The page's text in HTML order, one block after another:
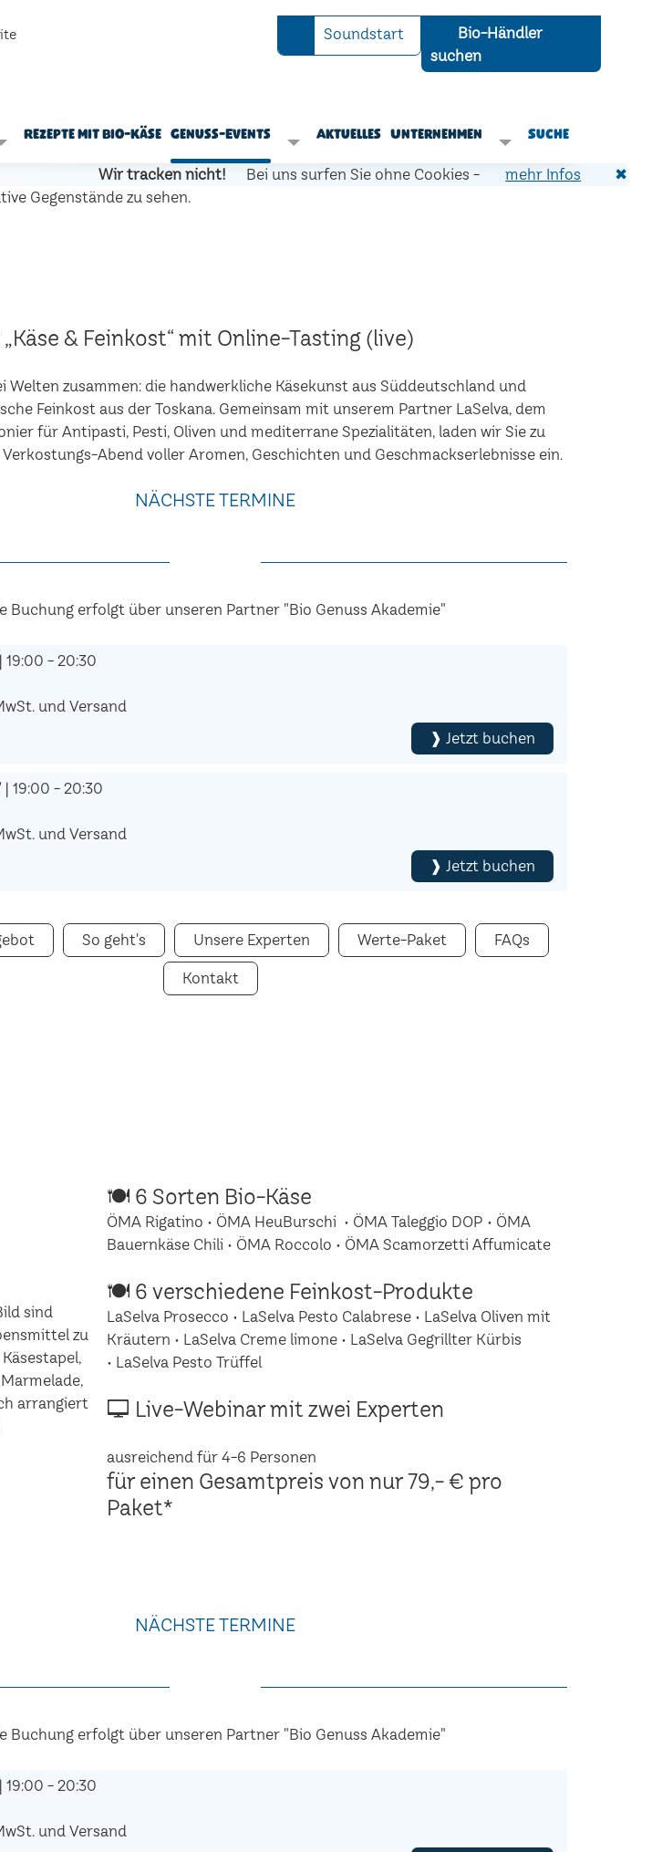
Soundstart
Bio-Händler
suchen
Rezepte mit Bio-Käse Genuss-Events Aktuelles Unternehmen Suche
Wir tracken nicht! Bei uns surfen Sie ohne Cookies - mehr Infos ✖
& Feinkost“ mit Online-Tasting (live)
Welten zusammen: die handwerkliche Käsekunst aus Süddeutschland und
Feinkost aus der Toskana. Gemeinsam mit unserem Partner LaSelva, dem
für Antipasti, Pesti, Oliven und mediterrane Spezialitäten, laden wir Sie zu
Abend voller Aromen, Geschichten und Geschmackserlebnisse ein.
NÄCHSTE TERMINE
Buchung erfolgt über unseren Partner "Bio Genuss Akademie"
| 19:00 - 20:30
und Versand
❱ Jetzt buchen
| 19:00 - 20:30
und Versand
❱ Jetzt buchen
So geht's Unsere Experten Werte-Paket FAQs
Kontakt
🍽 6 Sorten Bio-Käse
ÖMA Rigatino • ÖMA HeuBurschi • ÖMA Taleggio DOP • ÖMA
Bauernkäse Chili • ÖMA Roccolo • ÖMA Scamorzetti Affumicate
🍽 6 verschiedene Feinkost-Produkte
LaSelva Prosecco • LaSelva Pesto Calabrese • LaSelva Oliven mit
Kräutern • LaSelva Creme limone • LaSelva Gegrillter Kürbis
• LaSelva Pesto Trüffel
🖵 Live-Webinar mit zwei Experten
ausreichend für 4-6 Personen
für einen Gesamtpreis von nur 79,- € pro
Paket*
NÄCHSTE TERMINE
Buchung erfolgt über unseren Partner "Bio Genuss Akademie"
| 19:00 - 20:30
und Versand